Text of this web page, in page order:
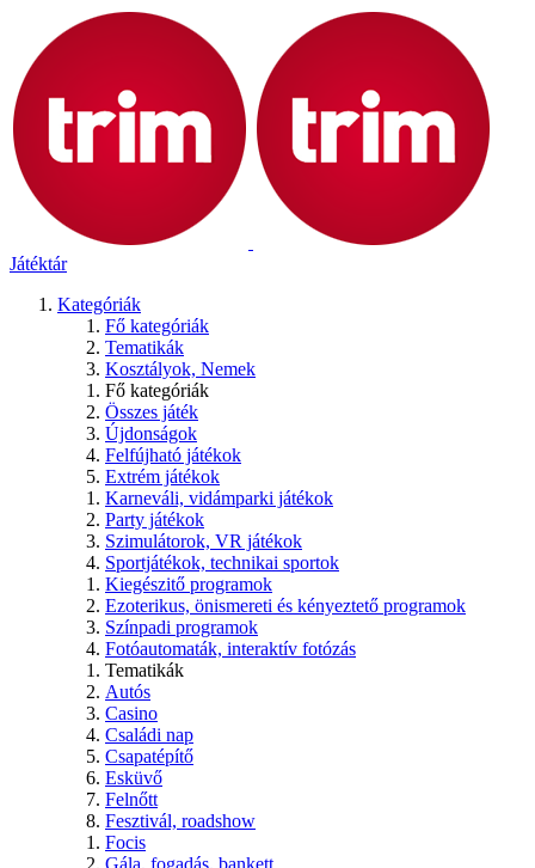
Játéktár
Kategóriák
Fő kategóriák
Tematikák
Kosztályok, Nemek
Fő kategóriák
Összes játék
Újdonságok
Felfújható játékok
Extrém játékok
Karneváli, vidámparki játékok
Party játékok
Szimulátorok, VR játékok
Sportjátékok, technikai sportok
Kiegészitő programok
Ezoterikus, önismereti és kényeztető programok
Színpadi programok
Fotóautomaták, interaktív fotózás
Tematikák
Autós
Casino
Családi nap
Csapatépítő
Esküvő
Felnőtt
Fesztivál, roadshow
Focis
Gála, fogadás, bankett